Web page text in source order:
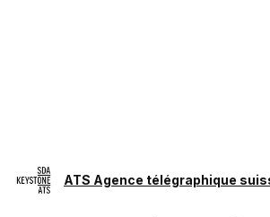
ATS Agence télégraphique